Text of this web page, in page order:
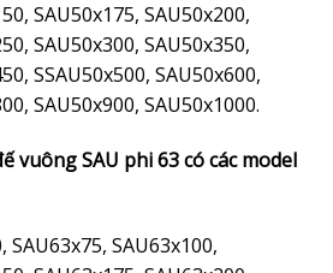
SAU50x175, SAU50x200,
SAU50x300, SAU50x350,
SSAU50x500, SAU50x600,
SAU50x900, SAU50x1000.
vuông SAU phi 63 có các model
SAU63x75, SAU63x100,